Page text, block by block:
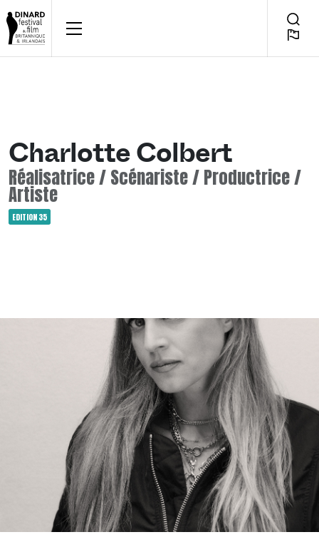
au
contenuPOUR QUELQUES FR
Charlotte Colbert
Réalisatrice / Scénariste / Productrice /
Artiste
Catégorisé
comme
EDITION 35